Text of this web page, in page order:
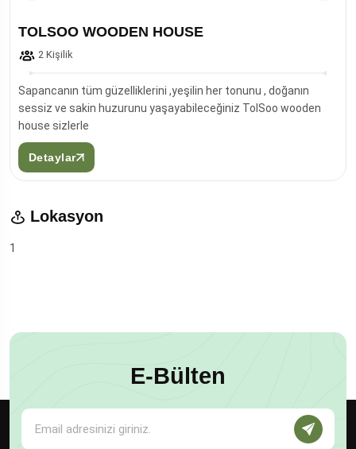
TOLSOO WOODEN HOUSE
2 Kişilik
Sapancanın tüm güzelliklerini ,yeşilin her tonunu , doğanın
sessiz ve sakin huzurunu yaşayabileceğiniz TolSoo wooden
house sizlerle
Detaylar
Lokasyon
1
E-Bülten